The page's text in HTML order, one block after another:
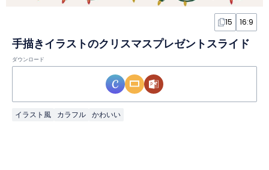
15 16:9
手描きイラストのクリスマスプレゼントスライド
ダウンロード
イラスト風 カラフル かわいい